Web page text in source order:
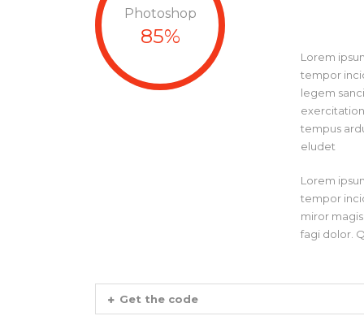
Photoshop
85%
Lorem
tempor
legem
tempus
eludet
Lorem
tempor
miror
fagi dolor.
Get the code